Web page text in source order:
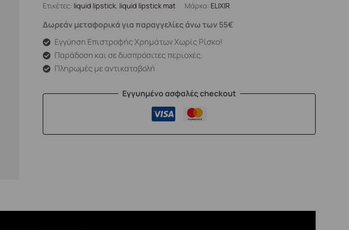
Ετικέτες: liquid lipstick, liquid lipstick mat Μάρκα: ELIXIR
Δωρεάν μεταφορικά για παραγγελίες άνω των 55€
Εγγύηση Επιστροφής Χρημάτων Χωρίς Ρίσκο!
Παράδοση και σε δυσπρόσιτες περιοχές.
Πληρωμές με αντικαταβολή
Εγγυημένο ασφαλές checkout